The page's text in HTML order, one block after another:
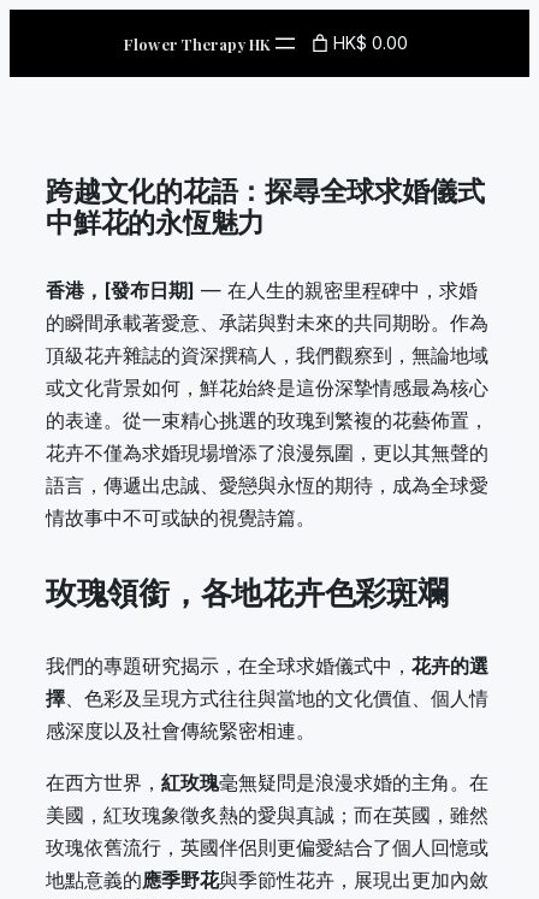
Flower Therapy HK HK$ 0.00
跨越文化的花語：探尋全球求婚儀式
中鮮花的永恆魅力
香港，[發布日期] — 在人生的親密里程碑中，求婚
的瞬間承載著愛意、承諾與對未來的共同期盼。作為
頂級花卉雜誌的資深撰稿人，我們觀察到，無論地域
或文化背景如何，鮮花始終是這份深摯情感最為核心
的表達。從一束精心挑選的玫瑰到繁複的花藝佈置，
花卉不僅為求婚現場增添了浪漫氛圍，更以其無聲的
語言，傳遞出忠誠、愛戀與永恆的期待，成為全球愛
情故事中不可或缺的視覺詩篇。
玫瑰領銜，各地花卉色彩斑斕
我們的專題研究揭示，在全球求婚儀式中， 花卉的選
擇 、色彩及呈現方式往往與當地的文化價值、個人情
感深度以及社會傳統緊密相連。
在西方世界， 紅玫瑰毫無疑問是浪漫求婚的主角。在
美國，紅玫瑰象徵炙熱的愛與真誠；而在英國，雖然
玫瑰依舊流行，英國伴侶則更偏愛結合了個人回憶或
地點意義的應季野花與季節性花卉，展現出更加內斂